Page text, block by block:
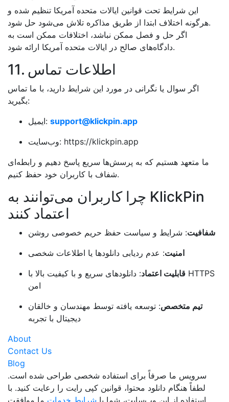
این شرایط تحت قوانین ایالات متحده آمریکا تنظیم شده و
هرگونه اختلاف ابتدا از طریق مذاکره تلاش می‌شود حل شود.
اگر حل و فصل ممکن نباشد، اختلافات ممکن است به
دادگاه‌های صالح در ایالات متحده آمریکا ارائه شود.
11. اطلاعات تماس
اگر سوال یا نگرانی در مورد این شرایط دارید، با ما تماس
بگیرید:
ایمیل: support@klickpin.app
وب‌سایت: https://klickpin.app
ما متعهد هستیم که به پرسش‌ها سریع پاسخ دهیم و رابطه‌ای
شفاف با کاربران خود حفظ کنیم.
چرا کاربران می‌توانند به KlickPin
اعتماد کنند
شفافیت: شرایط و سیاست حفظ حریم خصوصی روشن
امنیت: عدم ردیابی دانلودها یا اطلاعات شخصی
قابلیت اعتماد: دانلودهای سریع و با کیفیت بالا با HTTPS
امن
تیم متخصص: توسعه یافته توسط مهندسان و خالقان
دیجیتال با تجربه
About
Contact Us
Blog
سرویس ما صرفاً برای استفاده شخصی طراحی شده است.
لطفاً هنگام دانلود محتوا، قوانین کپی رایت را رعایت کنید. با
استفاده از این وب‌سایت، شما با شرایط خدمات ما موافقت